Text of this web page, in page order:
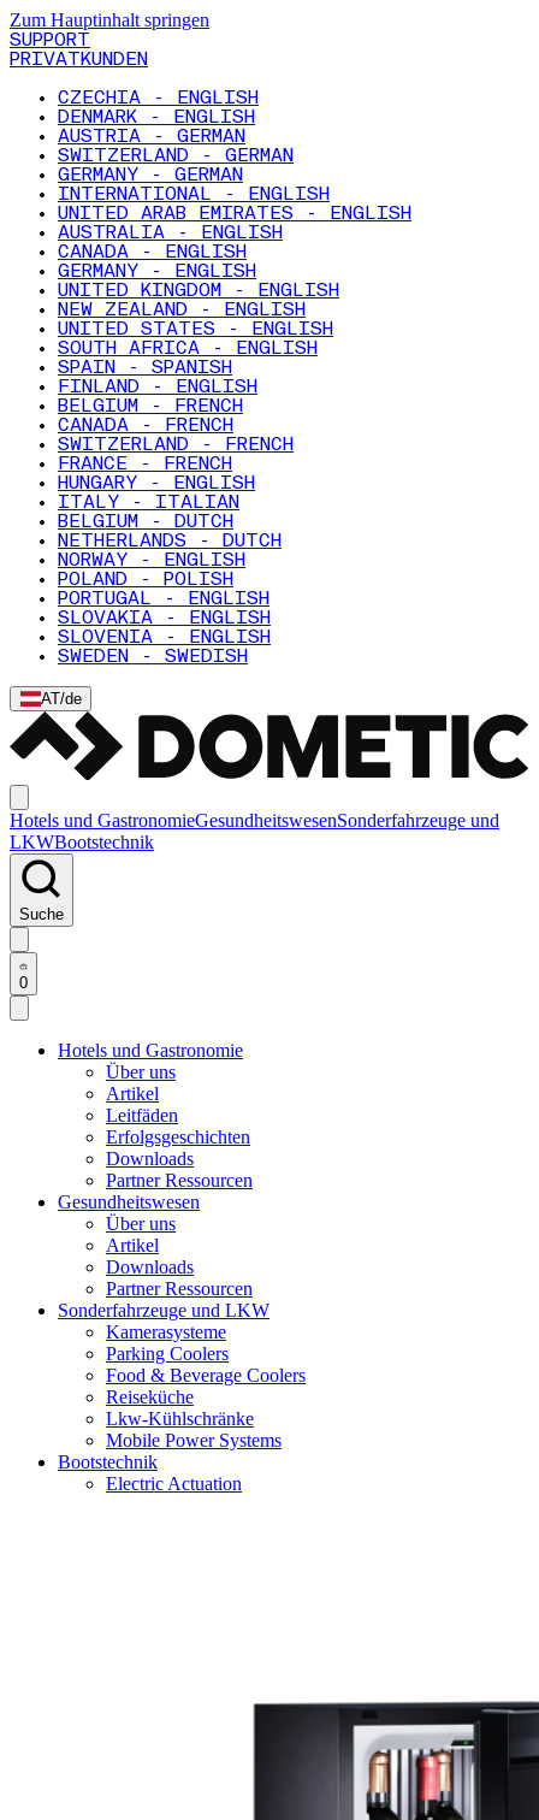
Zum Hauptinhalt springen
SUPPORT
PRIVATKUNDEN
CZECHIA - ENGLISH
DENMARK - ENGLISH
AUSTRIA - GERMAN
SWITZERLAND - GERMAN
GERMANY - GERMAN
INTERNATIONAL - ENGLISH
UNITED ARAB EMIRATES - ENGLISH
AUSTRALIA - ENGLISH
CANADA - ENGLISH
GERMANY - ENGLISH
UNITED KINGDOM - ENGLISH
NEW ZEALAND - ENGLISH
UNITED STATES - ENGLISH
SOUTH AFRICA - ENGLISH
SPAIN - SPANISH
FINLAND - ENGLISH
BELGIUM - FRENCH
CANADA - FRENCH
SWITZERLAND - FRENCH
FRANCE - FRENCH
HUNGARY - ENGLISH
ITALY - ITALIAN
BELGIUM - DUTCH
NETHERLANDS - DUTCH
NORWAY - ENGLISH
POLAND - POLISH
PORTUGAL - ENGLISH
SLOVAKIA - ENGLISH
SLOVENIA - ENGLISH
SWEDEN - SWEDISH
AT/de
Hotels und GastronomieGesundheitswesenSonderfahrzeuge und
LKWBootstechnik
Suche
0
Hotels und Gastronomie
Über uns
Artikel
Leitfäden
Erfolgsgeschichten
Downloads
Partner Ressourcen
Gesundheitswesen
Über uns
Artikel
Downloads
Partner Ressourcen
Sonderfahrzeuge und LKW
Kamerasysteme
Parking Coolers
Food & Beverage Coolers
Reiseküche
Lkw-Kühlschränke
Mobile Power Systems
Bootstechnik
Electric Actuation